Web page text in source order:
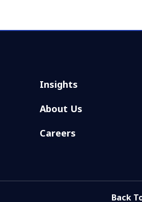
Insights
About Us
Careers
Back